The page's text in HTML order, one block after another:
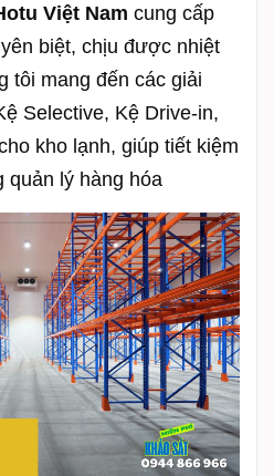
Việt Nam cung cấp
biệt, chịu được nhiệt
tôi mang đến các giải
Selective, Kệ Drive-in,
kho lạnh, giúp tiết kiệm
quản lý hàng hóa